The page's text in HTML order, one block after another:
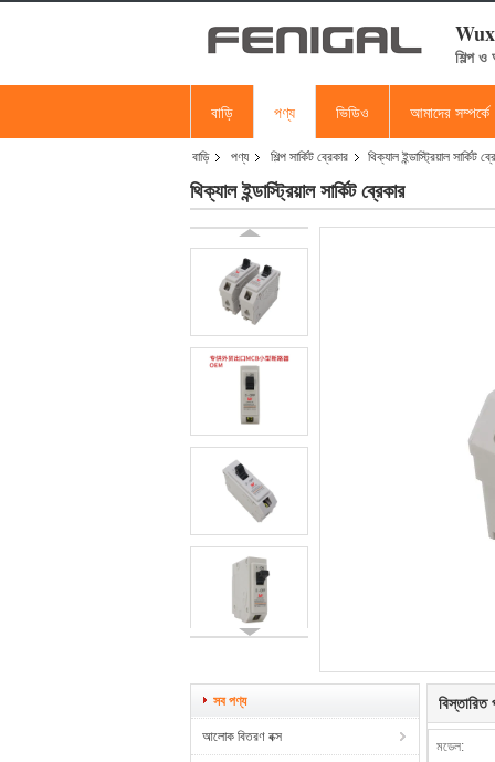
শিল্প
বাড়ি পণ্য ভিডিও আমাদের সম্পর্কে
বাড়ি পণ্য শিল্প সার্কিট ব্রেকার থিক্যাল ইন্ডাস্ট্রিয়াল সার্কিট
থিক্যাল ইন্ডাস্ট্রিয়াল সার্কিট ব্রেকার
সব পণ্য
আলোক বিতরণ বক্স
বিস্তারিত
মডেল: